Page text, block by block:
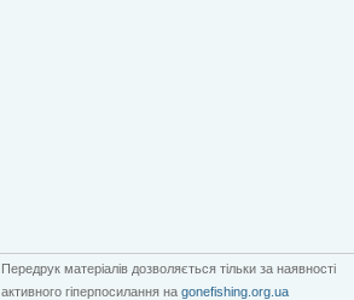
Передрук матеріалів дозволяється тільки за наявності
активного гіперпосилання на gonefishing.org.ua